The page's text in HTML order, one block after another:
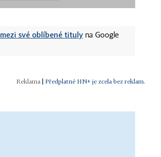
mezi své oblíbené tituly na Google
| Předplatné HN+ je zcela bez reklam.